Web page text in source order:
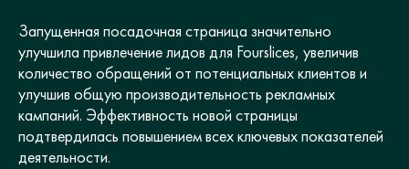
Запущенная посадочная страница значительно
улучшила привлечение лидов для Fourslices, увеличив
количество обращений от потенциальных клиентов и
улучшив общую производительность рекламных
кампаний. Эффективность новой страницы
подтвердилась повышением всех ключевых показателей
деятельности.